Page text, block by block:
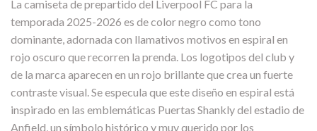
La camiseta de prepartido del Liverpool FC para la
temporada 2025-2026 es de color negro como tono
dominante, adornada con llamativos motivos en espiral en
rojo oscuro que recorren la prenda. Los logotipos del club y
de la marca aparecen en un rojo brillante que crea un fuerte
contraste visual. Se especula que este diseño en espiral está
inspirado en las emblemáticas Puertas Shankly del estadio de
Anfield, un símbolo histórico y muy querido por los